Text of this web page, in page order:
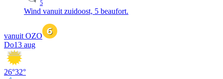
5
Wind vanuit zuidoost, 5 beaufort.
vanuit OZO
Do13 aug
26°32°